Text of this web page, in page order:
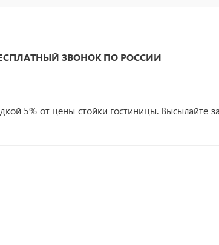
ЗВОНОК ПО РОССИИ
5% от цены стойки гостиницы. Высылайте